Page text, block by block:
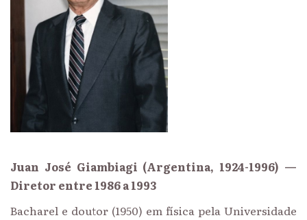
Juan José Giambiagi (Argentina, 1924-1996) —
Diretor entre 1986 a 1993
Bacharel e doutor (1950) em física pela Universidade